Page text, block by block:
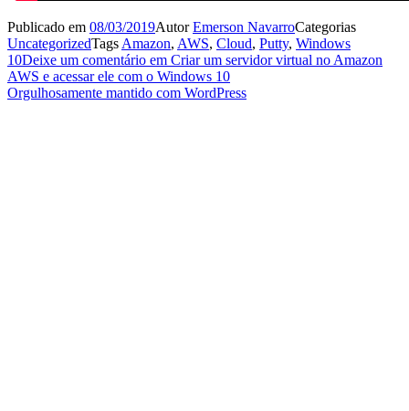
Publicado em 08/03/2019AutorEmerson NavarroCategorias
UncategorizedTags Amazon, AWS, Cloud, Putty, Windows
10Deixe um comentário em Criar um servidor virtual no Amazon
AWS e acessar ele com o Windows 10
Orgulhosamente mantido com WordPress